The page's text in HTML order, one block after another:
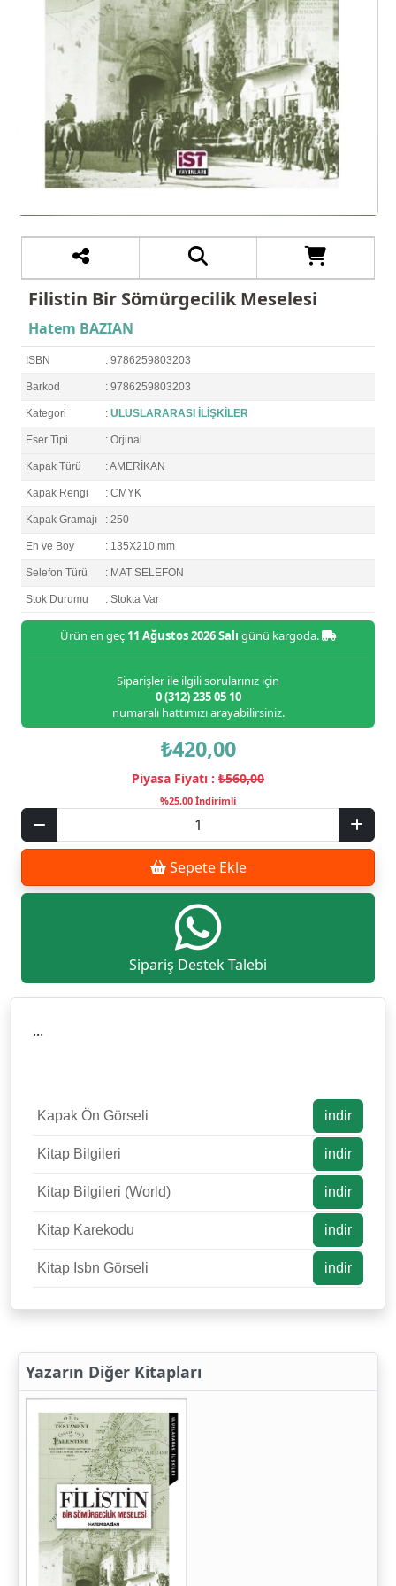
Filistin Bir Sömürgecilik Meselesi
Hatem BAZIAN
ISBN : 9786259803203
Barkod : 9786259803203
Kategori : ULUSLARARASI İLİŞKİLER
Eser Tipi : Orjinal
Kapak Türü : AMERİKAN
Kapak Rengi : CMYK
Kapak Gramajı : 250
En ve Boy : 135X210 mm
Selefon Türü : MAT SELEFON
Stok Durumu : Stokta Var
Ürün en geç 11 Ağustos 2026 Salı günü kargoda.
Siparişler ile ilgili sorularınız için
0 (312) 235 05 10
numaralı hattımızı arayabilirsiniz.
₺420,00
Piyasa Fiyatı : ₺560,00
%25,00 İndirimli
Sepete Ekle
Sipariş Destek Talebi
...
Kapak Ön Görseli indir
Kitap Bilgileri indir
Kitap Bilgileri (World) indir
Kitap Karekodu indir
Kitap Isbn Görseli indir
Yazarın Diğer Kitapları